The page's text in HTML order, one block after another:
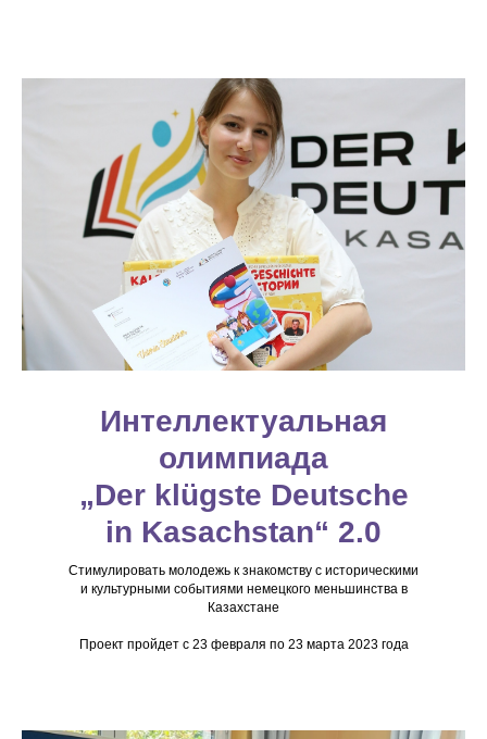
Интеллектуальная
олимпиада
„Der klügste Deutsche
in Kasachstan“ 2.0
Стимулировать молодежь к знакомству с историческими
и культурными событиями немецкого меньшинства в
Казахстане
Проект пройдет с 23 февраля по 23 марта 2023 года